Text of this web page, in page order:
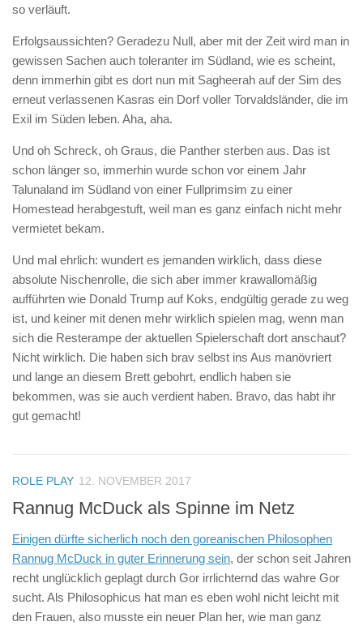
so verläuft.
Erfolgsaussichten? Geradezu Null, aber mit der Zeit wird man in
gewissen Sachen auch toleranter im Südland, wie es scheint,
denn immerhin gibt es dort nun mit Sagheerah auf der Sim des
erneut verlassenen Kasras ein Dorf voller Torvaldsländer, die im
Exil im Süden leben. Aha, aha.
Und oh Schreck, oh Graus, die Panther sterben aus. Das ist
schon länger so, immerhin wurde schon vor einem Jahr
Talunaland im Südland von einer Fullprimsim zu einer
Homestead herabgestuft, weil man es ganz einfach nicht mehr
vermietet bekam.
Und mal ehrlich: wundert es jemanden wirklich, dass diese
absolute Nischenrolle, die sich aber immer krawallomäßig
aufführten wie Donald Trump auf Koks, endgültig gerade zu weg
ist, und keiner mit denen mehr wirklich spielen mag, wenn man
sich die Resterampe der aktuellen Spielerschaft dort anschaut?
Nicht wirklich. Die haben sich brav selbst ins Aus manövriert
und lange an diesem Brett gebohrt, endlich haben sie
bekommen, was sie auch verdient haben. Bravo, das habt ihr
gut gemacht!
ROLE PLAY 12. NOVEMBER 2017
Rannug McDuck als Spinne im Netz
Einigen dürfte sicherlich noch den goreanischen Philosophen
Rannug McDuck in guter Erinnerung sein, der schon seit Jahren
recht unglücklich geplagt durch Gor irrlichternd das wahre Gor
sucht. Als Philosophicus hat man es eben wohl nicht leicht mit
den Frauen, also musste ein neuer Plan her, wie man ganz